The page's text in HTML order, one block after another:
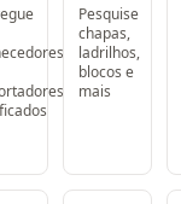
Pesquise
chapas,
ladrilhos,
blocos e
mais